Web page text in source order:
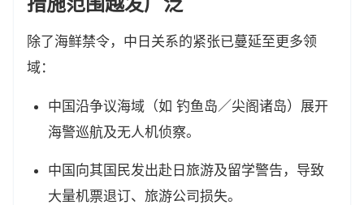
除了海鲜禁令，中日关系的紧张已蔓延至更多领
域：
中国沿争议海域（如 钓鱼岛／尖阁诸岛）展开
海警巡航及无人机侦察。
中国向其国民发出赴日旅游及留学警告，导致
大量机票退订、旅游公司损失。